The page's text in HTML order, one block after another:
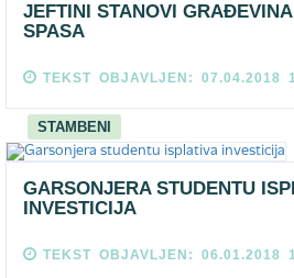
JEFTINI STANOVI
SPASA
TEKST OBJAVLJEN: 07.04.2018
STAMBENI
GARSONJERA STUDENTU
INVESTICIJA
TEKST OBJAVLJEN: 06.01.2018